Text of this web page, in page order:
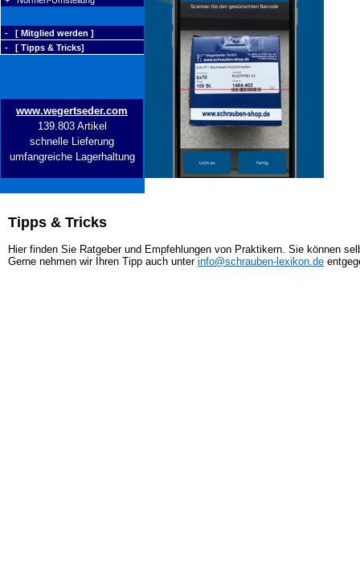
- [ Mitglied werden ]
- [ Tipps & Tricks]
www.wegertseder.com
139.803 Artikel
schnelle Lieferung
umfangreiche Lagerhaltung
Tipps & Tricks
Hier finden Sie Ratgeber und Empfehlungen von Praktikern. Sie können
Gerne nehmen wir Ihren Tipp auch unter info@schrauben-lexikon.de